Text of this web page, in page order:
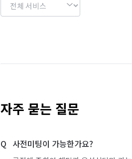
자주 묻는 질문
사전미팅이 가능한가요?